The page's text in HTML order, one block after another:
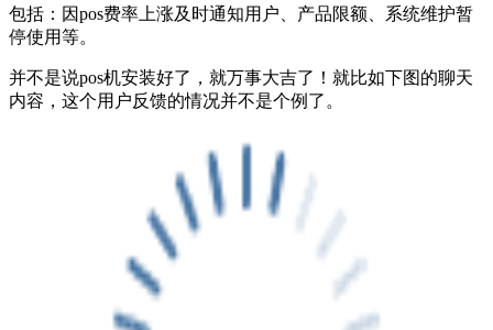
包括：因pos费率上涨及时通知用户、产品限额、系统维护暂
停使用等。
并不是说pos机安装好了，就万事大吉了！ 就比如下图的聊天
内容，这个用户反馈的情况并不是个例了。